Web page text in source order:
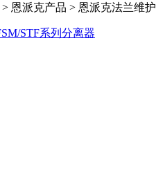
> 恩派克产品 > 恩派克法兰维